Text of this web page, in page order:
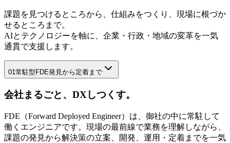
課題を見つけるところから、仕組みをつくり、現場に根づか
せるところまで。
AIとテクノロジーを軸に、企業・行政・地域の変革を一気
通貫で支援します。
01常駐型FDE発見から定着まで
会社まるごと、DXしつくす。
FDE（Forward Deployed Engineer）は、御社の中に常駐して
働くエンジニアです。現場の最前線で業務を理解しながら、
課題の発見から解決策の立案、開発、運用・定着までを一気